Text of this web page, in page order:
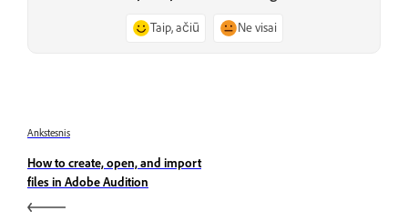
Taip, ačiū Ne visai
Ankstesnis
How to create, open, and import
files in Adobe Audition